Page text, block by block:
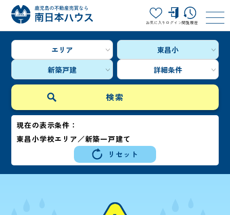
お気に入り ログイン閲覧履歴
エリア
東昌小
新築戸建
詳細条件
現在の表示条件：
東昌小学校エリア／新築一戸建て
リセット